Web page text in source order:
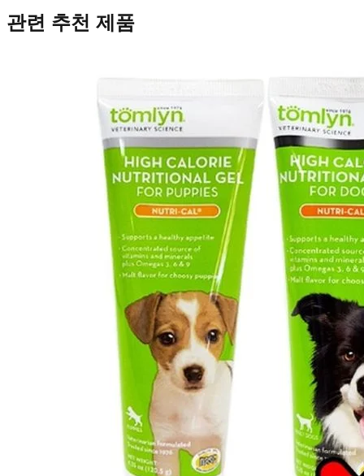
관련 추천 제품